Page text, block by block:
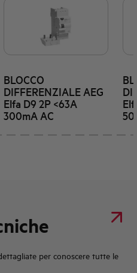
BLOCCO
DIFFERENZIALE AEG
Elfa D9 2P <63A
300mA AC
per conoscere tutte le